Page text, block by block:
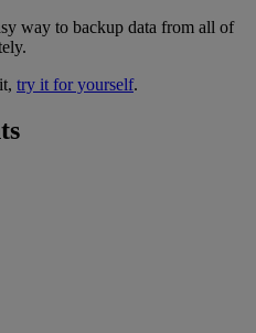
way to backup data from all of
try it for yourself.